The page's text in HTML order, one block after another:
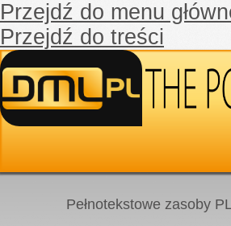
Przejdź do menu
Przejdź do treści
Pełnotekstowe zasoby